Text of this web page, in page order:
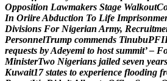
Opposition Lawmakers Stage WalkoutC
In OriireAbduction To Life Imprisonme
Divisions For Nigerian Army, Recruitme
PersonnelTrump commends TinubuPFI
requests byAdeyemi to host summit’ – F
MinisterTwo Nigerians jailed seven years
Kuwait17 states to experience flooding fr